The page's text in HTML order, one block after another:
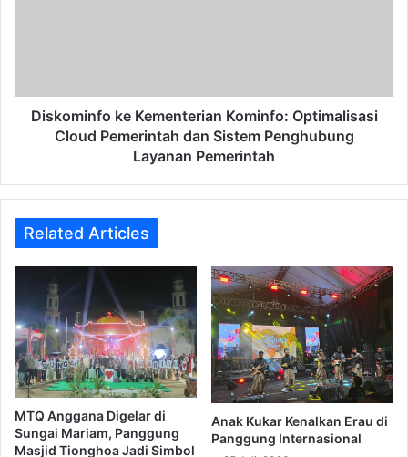
Sistem
Penghubung
Layanan
Diskominfo ke Kementerian Kominfo: Optimalisasi
Cloud Pemerintah dan Sistem Penghubung
Layanan Pemerintah
Related Articles
MTQ Anggana Digelar di
Sungai Mariam, Panggung
Masjid Tionghoa Jadi Simbol
Anak Kukar Kenalkan Erau di
Panggung Internasional